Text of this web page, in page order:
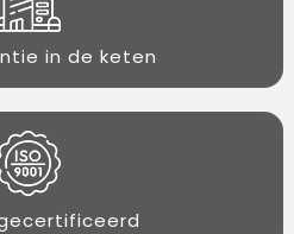
in de keten
gecertificeerd